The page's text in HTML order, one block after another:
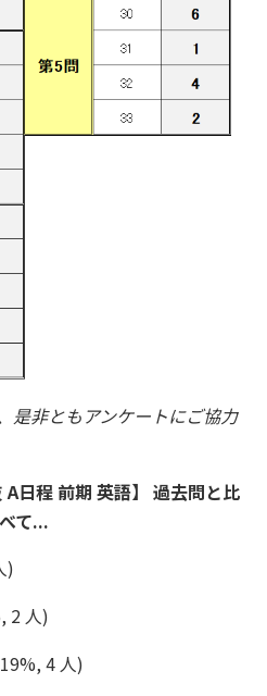
是非ともアンケートにご協力
A日程 前期 英語】 過去問と比
べて...
)
2 人)
4 人)